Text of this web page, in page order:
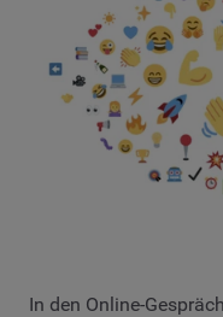
In den Online-